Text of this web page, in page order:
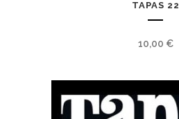
TAPAS 22
10,00 €